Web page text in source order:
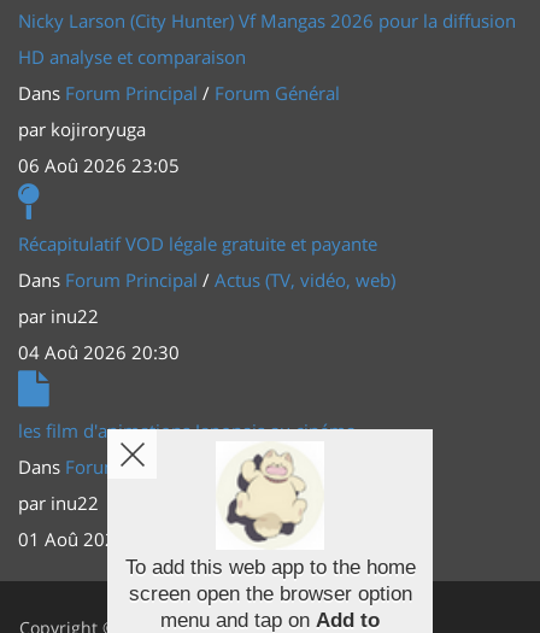
Nicky Larson (City Hunter) Vf Mangas 2026 pour la diffusion
HD analyse et comparaison
Dans Forum Principal / Forum Général
par kojiroryuga
06 Aoû 2026 23:05
Récapitulatif VOD légale gratuite et payante
Dans Forum Principal / Actus (TV, vidéo, web)
par inu22
04 Aoû 2026 20:30
les film d'animations Japonais au cinéma
Dans Forum Principal
Actus (TV, vidéo, web)
par inu22
01 Aoû 2026 20:56
Copyright ©
Facebook
To add this web app to the home
screen open the browser option
menu and tap on Add to